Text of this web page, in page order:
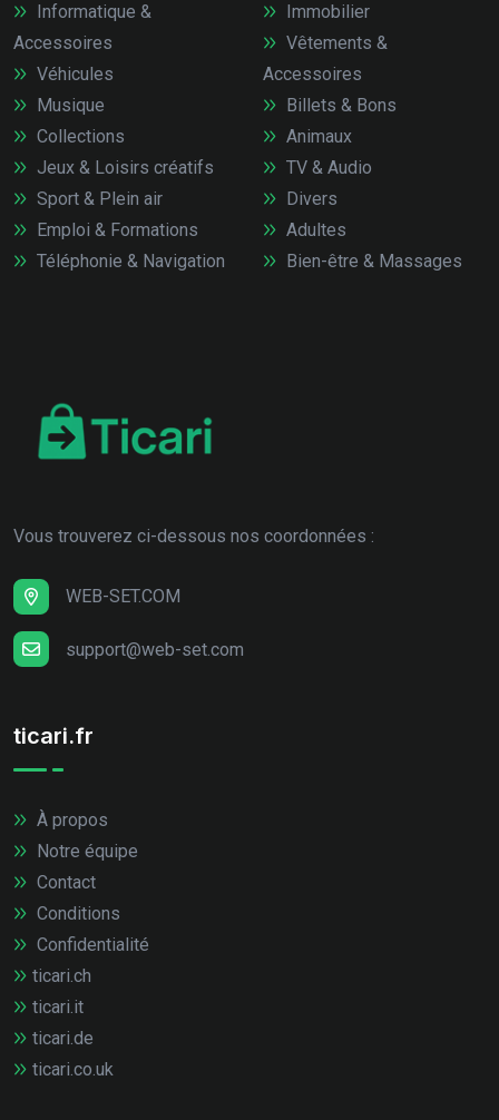
Informatique &
Accessoires
Véhicules
Immobilier
Vêtements &
Accessoires
Musique
Collections
Jeux & Loisirs créatifs
Sport & Plein air
Emploi & Formations
Téléphonie & Navigation
Billets & Bons
Animaux
TV & Audio
Divers
Adultes
Bien-être & Massages
Vous trouverez ci-dessous nos coordonnées :
WEB-SET.COM
support@web-set.com
ticari.fr
À propos
Notre équipe
Contact
Conditions
Confidentialité
ticari.ch
ticari.it
ticari.de
ticari.co.uk